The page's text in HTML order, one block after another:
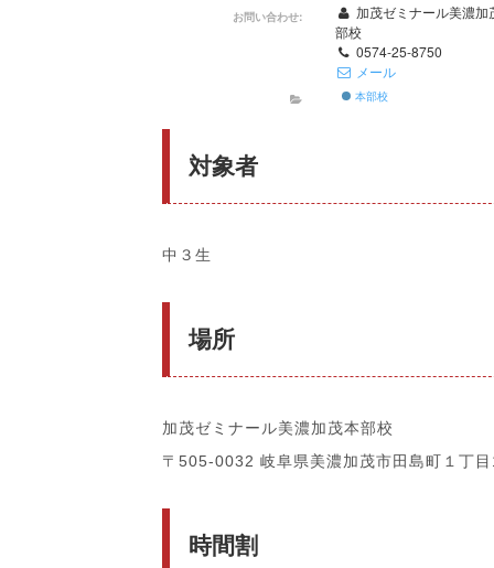
お問い合わせ:
加茂ゼミナール美濃加
部校
0574-25-8750
メール
本部校
対象者
中３生
場所
加茂ゼミナール美濃加茂本部校
〒505-0032 岐阜県美濃加茂市田島町１丁
時間割